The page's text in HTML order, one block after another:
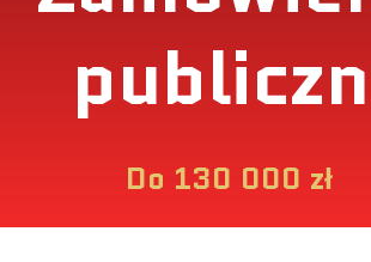
Do 130 000 zł